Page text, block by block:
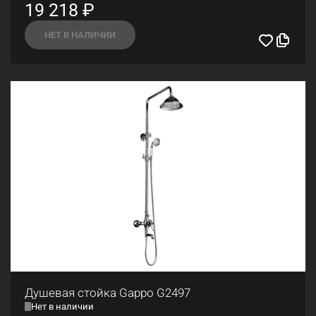
19 218 ₽
НЕТ В НАЛИЧИИ
Душевая стойка Gappo G2497
Нет в наличии